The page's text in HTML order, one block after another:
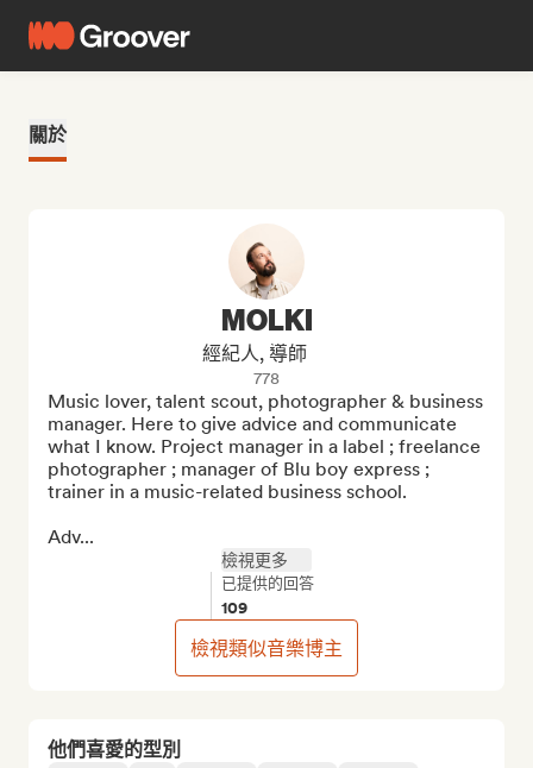
關於
他們喜愛的型別
MOLKI
經紀人, 導師
778
Music lover, talent scout, photographer & business
manager. Here to give advice and communicate
what I know. Project manager in a label ; freelance
photographer ; manager of Blu boy express ;
trainer in a music-related business school.
Adv...
檢視更多
已提供的回答
109
檢視類似音樂博主